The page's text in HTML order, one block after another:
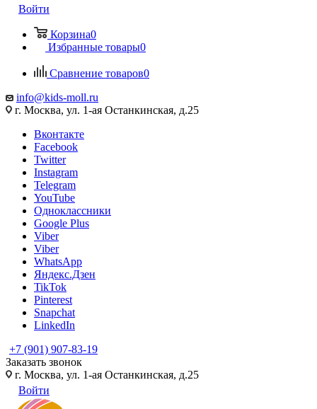
Войти
Корзина0
Избранные товары0
Сравнение товаров0
info@kids-moll.ru
г. Москва, ул. 1-ая Останкинская, д.25
Вконтакте
Facebook
Twitter
Instagram
Telegram
YouTube
Одноклассники
Google Plus
Viber
Viber
WhatsApp
Яндекс.Дзен
TikTok
Pinterest
Snapchat
LinkedIn
+7 (901) 907-83-19
Заказать звонок
г. Москва, ул. 1-ая Останкинская, д.25
Войти